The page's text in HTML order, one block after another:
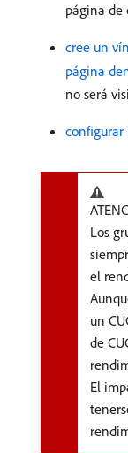
página de
cree un
página
no será
configurar
Los
el
un
de
El